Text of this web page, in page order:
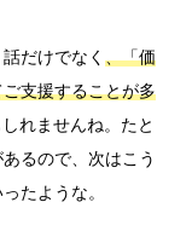
だけでなく 、「価
支援することが多
れませんね。たと
るので、次はこう
たような。